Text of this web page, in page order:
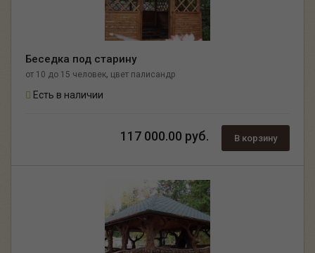
Беседка под старину
от 10 до 15 человек, цвет палисандр
Есть в наличии
117 000.00 руб. В корзину